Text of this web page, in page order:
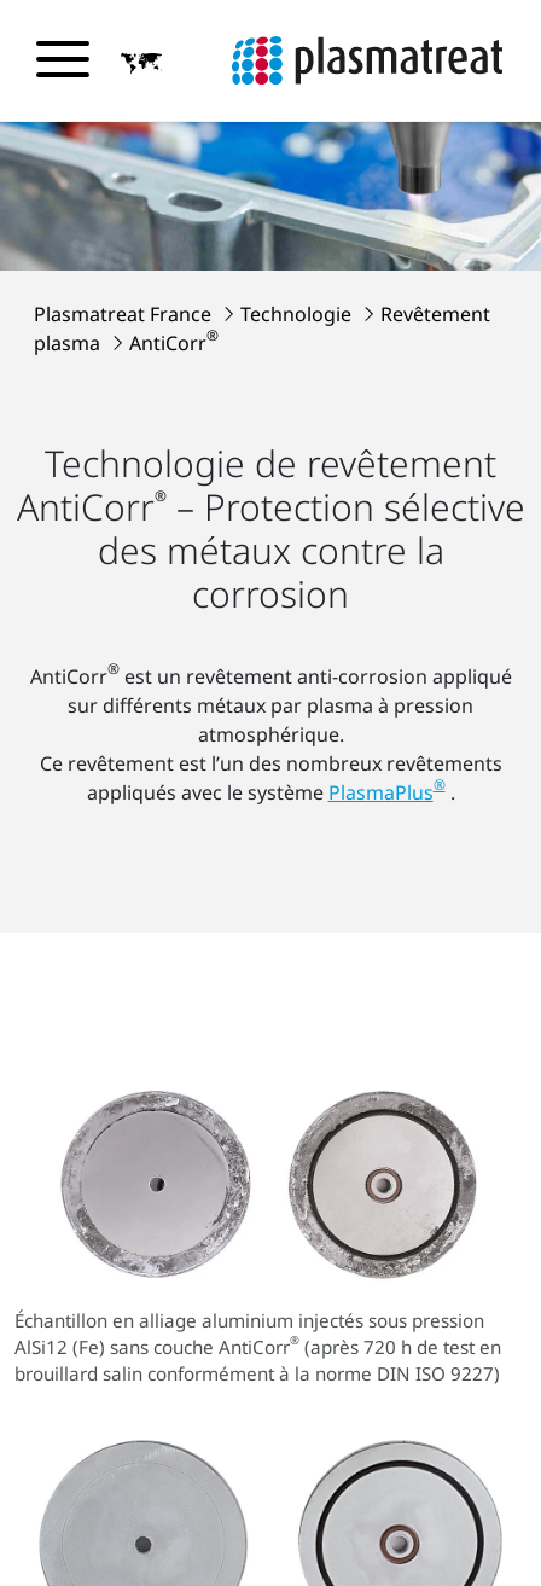
Plasmatreat France Technologie
Revêtement
plasma
AntiCorr®
Technologie de revêtement
AntiCorr®– Protection sélective
des métaux contre la
corrosion
AntiCorr®est un revêtement anti-corrosion appliqué
sur différents métaux par plasma à pression
atmosphérique.
Ce revêtement est l’un des nombreux revêtements
appliqués avec le système PlasmaPlus®.
Échantillon en alliage aluminium injectés sous pression
AlSi12 (Fe) sans couche AntiCorr® (après 720 h de test en
brouillard salin conformément à la norme DIN ISO 9227)